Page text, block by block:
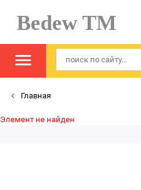
Bedew TM
Главная
Элемент не найден